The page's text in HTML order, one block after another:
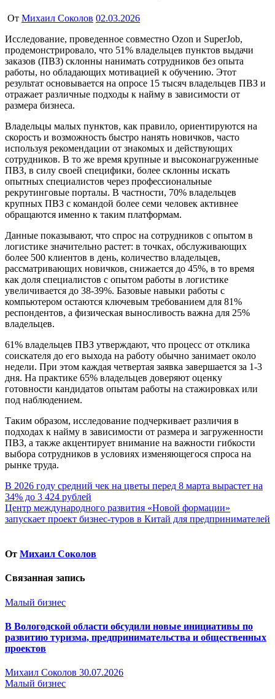
От Михаил Соколов 02.03.2026
Исследование, проведенное совместно Ozon и SuperJob,
продемонстрировало, что 51% владельцев пунктов выдачи
заказов (ПВЗ) склонны нанимать сотрудников без опыта
работы, но обладающих мотивацией к обучению. Этот
результат основывается на опросе 15 тысяч владельцев ПВЗ и
отражает различные подходы к найму в зависимости от
размера бизнеса.
Владельцы малых пунктов, как правило, ориентируются на
скорость и возможность быстро нанять новичков, часто
используя рекомендации от знакомых и действующих
сотрудников. В то же время крупные и высоконагруженные
ПВЗ, в силу своей специфики, более склонны искать
опытных специалистов через профессиональные
рекрутинговые порталы. В частности, 70% владельцев
крупных ПВЗ с командой более семи человек активнее
обращаются именно к таким платформам.
Данные показывают, что спрос на сотрудников с опытом в
логистике значительно растет: в точках, обслуживающих
более 500 клиентов в день, количество владельцев,
рассматривающих новичков, снижается до 45%, в то время
как доля специалистов с опытом работы в логистике
увеличивается до 38-39%. Базовые навыки работы с
компьютером остаются ключевым требованием для 81%
респондентов, а физическая выносливость важна для 25%
владельцев.
61% владельцев ПВЗ утверждают, что процесс от отклика
соискателя до его выхода на работу обычно занимает около
недели. При этом каждая четвертая заявка завершается за 1-3
дня. На практике 65% владельцев доверяют оценку
готовности кандидатов опытам работы на стажировках или
под наблюдением.
Таким образом, исследование подчеркивает различия в
подходах к найму в зависимости от размера и загруженности
ПВЗ, а также акцентирует внимание на важности гибкости
выбора сотрудников в условиях изменяющегося спроса на
рынке труда.
Навигация
по
записям
В 2026 году средний чек на цветы перед 8 марта вырастет на
34% до 3 424 рублей
Центр международного развития «Новой формации»
запускает проект бизнес-туров в Китай для предпринимателей
От Михаил Соколов
Связанная запись
Малый бизнес
В Вологодской области обсудили новые инициативы по
развитию туризма, предпринимательства и общественных
проектов
Михаил Соколов 30.07.2026
Малый бизнес